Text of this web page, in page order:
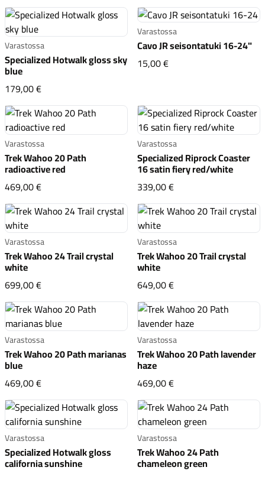
Komponentit
Varastossa
Specialized Hotwalk gloss sky
blue
179,00 €Specialized Hotwalk gloss sky blue
Varastossa
Cavo JR seisontatuki 16-24"
15,00 €Cavo JR seisontatuki
Varastossa
Trek Wahoo 20 Path
radioactive red
469,00 €Trek Wahoo 20 Path radioactive red
Varastossa
Specialized Riprock Coaster
16 satin fiery red/white
339,00 €Specialized Riprock
Varastossa
Trek Wahoo 24 Trail crystal
white
699,00 €Trek Wahoo 24 Trail crystal white
Varastossa
Trek Wahoo 20 Trail crystal
white
649,00 €Trek Wahoo 20 Trail
Varastossa
Trek Wahoo 20 Path marianas
blue
469,00 €Trek Wahoo 20 Path marianas blue
Varastossa
Trek Wahoo 20 Path lavender
haze
469,00 €Trek Wahoo 20 Path
Varastossa
Specialized Hotwalk gloss
california sunshine
Varastossa
Trek Wahoo 24 Path
chameleon green